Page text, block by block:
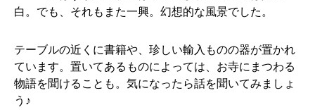
白。でも、それもまた一興。幻想的な風景でした。
テーブルの近くに書籍や、珍しい輸入ものの器が置かれ
ています。置いてあるものによっては、お寺にまつわる
物語を聞けることも。気になったら話を聞いてみましょ
う♪